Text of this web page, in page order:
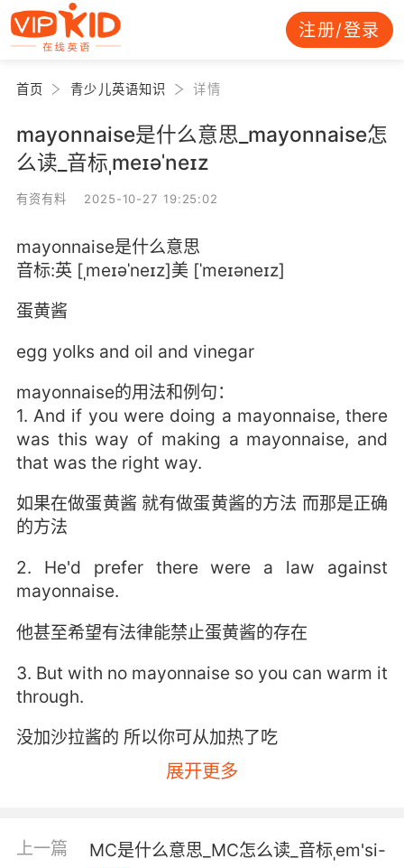
注册/登录
首页 青少儿英语知识 详情
mayonnaise是什么意思_mayonnaise怎
么读_音标ˌmeɪəˈneɪz
有资有料 2025-10-27 19:25:02
mayonnaise是什么意思
音标:英 [ˌmeɪəˈneɪz]美 [ˈmeɪəneɪz]
蛋黄酱
egg yolks and oil and vinegar
mayonnaise的用法和例句：
1. And if you were doing a mayonnaise, there
was this way of making a mayonnaise, and
that was the right way.
如果在做蛋黄酱 就有做蛋黄酱的方法 而那是正确
的方法
2. He'd prefer there were a law against
mayonnaise.
他甚至希望有法律能禁止蛋黄酱的存在
3. But with no mayonnaise so you can warm it
through.
没加沙拉酱的 所以你可从加热了吃
4. Trick question it gets it from the
骗你呢 它是因蛋黄酱得名的
展开更多
上一篇 MC是什么意思_MC怎么读_音标ˌem'si-